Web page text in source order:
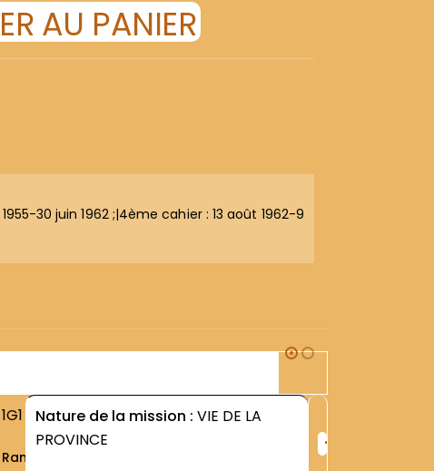
AU PANIER
30 juin 1962 ;|4ème cahier : 13 août 1962-9
1G1
Rang
Nature de la mission : VIE DE LA
PROVINCE
+